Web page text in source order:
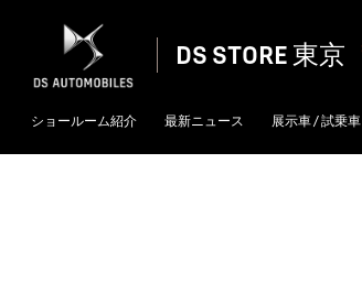
DS STORE 東京
ショールーム紹介 最新ニュース 展示車 / 試乗車